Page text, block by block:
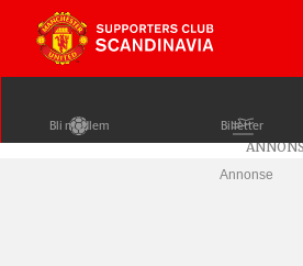
Bli medlem Billetter
Annonse